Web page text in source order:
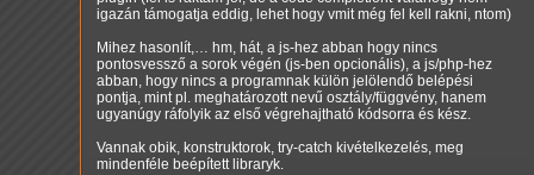
igazán támogatja eddig, lehet hogy vmit még fel kell rakni, ntom)
Mihez hasonlít,… hm, hát, a js-hez abban hogy nincs
pontosvessző a sorok végén (js-ben opcionális), a js/php-hez
abban, hogy nincs a programnak külön jelölendő belépési
pontja, mint pl. meghatározott nevű osztály/függvény, hanem
ugyanúgy ráfolyik az első végrehajtható kódsorra és kész.
Vannak obik, konstruktorok, try-catch kivételkezelés, meg
mindenféle beépített libraryk.